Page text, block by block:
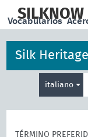
main
SILKNOW
Vocabularios
Silk
italiano
TÉRMINO